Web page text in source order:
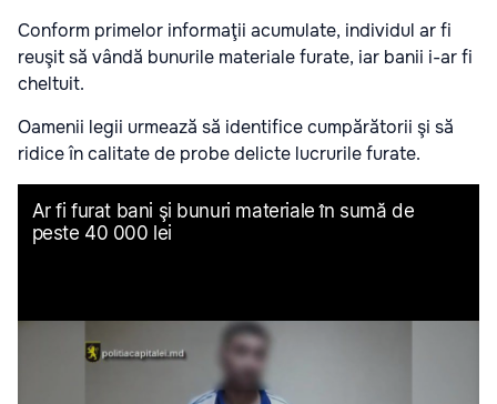
Conform primelor informaţii acumulate, individul ar fi
reuşit să vândă bunurile materiale furate, iar banii i-ar fi
cheltuit.
Oamenii legii urmează să identifice cumpărătorii şi să
ridice în calitate de probe delicte lucrurile furate.